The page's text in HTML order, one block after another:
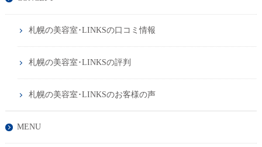
札幌の美容室･LINKSの口コミ情報
札幌の美容室･LINKSの評判
札幌の美容室･LINKSのお客様の声
MENU